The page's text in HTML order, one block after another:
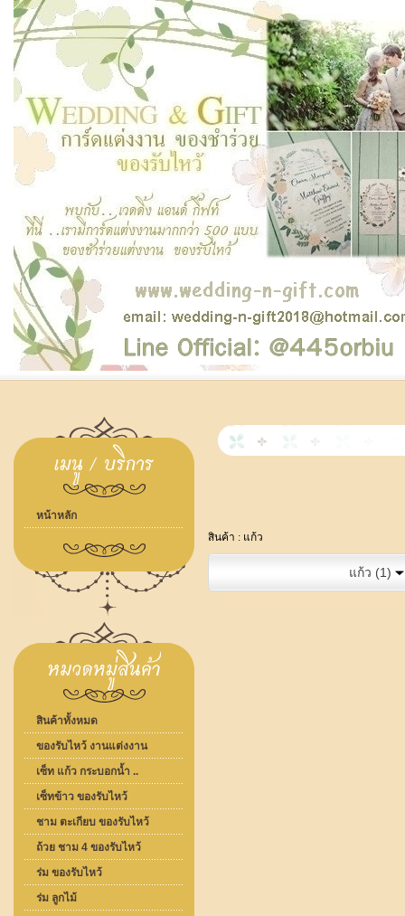
หน้าหลัก
สินค้าทั้งหมด
ของรับไหว้ งานแต่งงาน
เซ็ท แก้ว กระบอกน้ำ ..
เซ็ทข้าว ของรับไหว้
ชาม ตะเกียบ ของรับไหว้
ถ้วย ชาม 4 ของรับไหว้
ร่ม ของรับไหว้
ร่ม ลูกไม้
สินค้า : แก้ว
แก้ว (1)